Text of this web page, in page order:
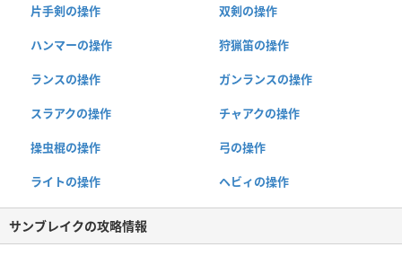
片手剣の操作 双剣の操作
ハンマーの操作 狩猟笛の操作
ランスの操作 ガンランスの操作
スラアクの操作 チャアクの操作
操虫棍の操作 弓の操作
ライトの操作 ヘビィの操作
サンブレイクの攻略情報